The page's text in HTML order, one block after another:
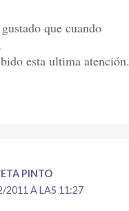
que cuando
esta ultima atención.
PINTO
2011 A LAS 11:27